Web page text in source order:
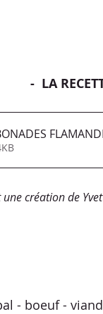
-  LA
une création de
- boeuf -